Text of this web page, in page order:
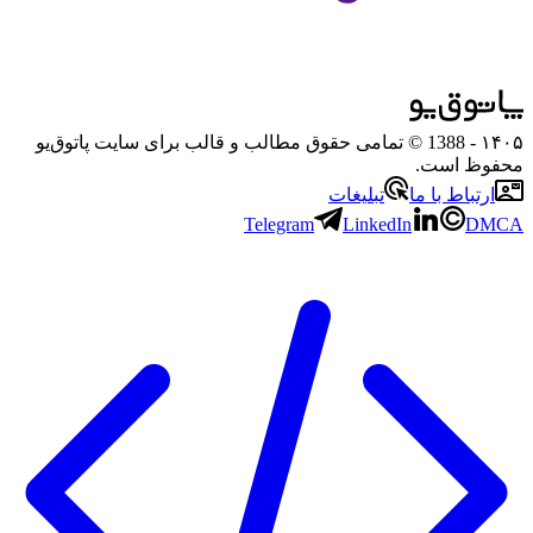
۱۴۰۵
- 1388 © تمامی حقوق مطالب و قالب برای سایت پاتوق‌یو
محفوظ است.
ارتباط با ما
تبلیغات
Telegram
LinkedIn DMCA